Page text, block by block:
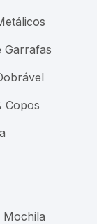
Garrafas
Copos
Mochila